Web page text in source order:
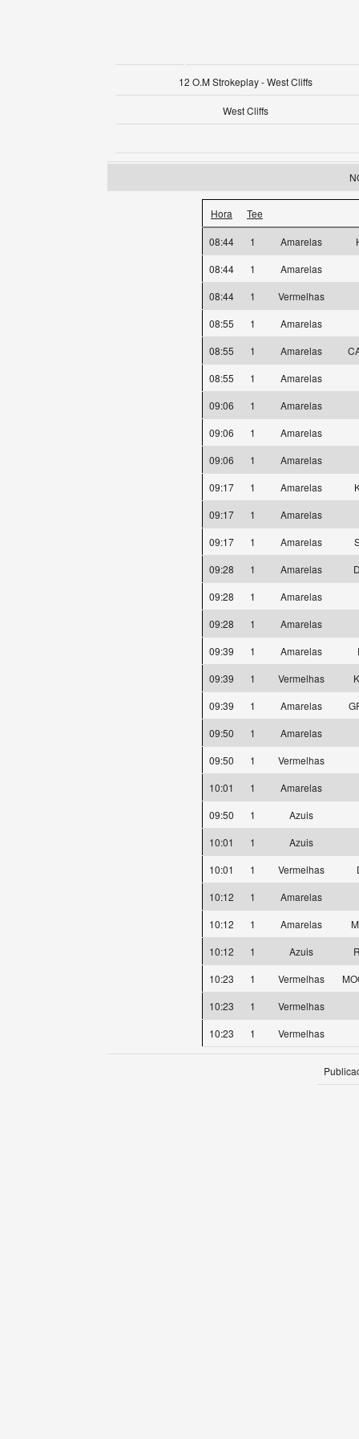
12 O.M Strokeplay - West Cliffs
West Cliffs
Hora Tee
08:44 1 Amarelas
08:44
1
Amarelas
08:44
1
Vermelhas
08:55
1
Amarelas
08:55
1 Amarelas
08:55
1
Amarelas
09:06
1
Amarelas
09:06
1
Amarelas
09:06
1
Amarelas
09:17
1 Amarelas
09:17
1
Amarelas
09:17
1 Amarelas
09:28
1 Amarelas
09:28
1
Amarelas
09:28
1
Amarelas
09:39
1 Amarelas
09:39
1 Vermelhas
09:39
1 Amarelas
09:50
1
Amarelas
09:50
1
Vermelhas
10:01
1
Amarelas
09:50
1
Azuis
10:01
1
Azuis
10:01
1 Vermelhas
10:12
1
Amarelas
10:12
1 Amarelas
10:12
1 Azuis
10:23
1 Vermelhas
10:23
1
Vermelhas
10:23
1 Vermelhas